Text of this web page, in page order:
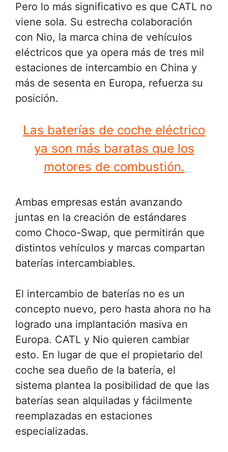
Pero lo más significativo es que CATL no
viene sola. Su estrecha colaboración
con Nio, la marca china de vehículos
eléctricos que ya opera más de tres mil
estaciones de intercambio en China y
más de sesenta en Europa, refuerza su
posición.
Las baterías de coche eléctrico
ya son más baratas que los
motores de combustión.
Ambas empresas están avanzando
juntas en la creación de estándares
como Choco-Swap, que permitirán que
distintos vehículos y marcas compartan
baterías intercambiables.
El intercambio de baterías no es un
concepto nuevo, pero hasta ahora no ha
logrado una implantación masiva en
Europa. CATL y Nio quieren cambiar
esto. En lugar de que el propietario del
coche sea dueño de la batería, el
sistema plantea la posibilidad de que las
baterías sean alquiladas y fácilmente
reemplazadas en estaciones
especializadas.